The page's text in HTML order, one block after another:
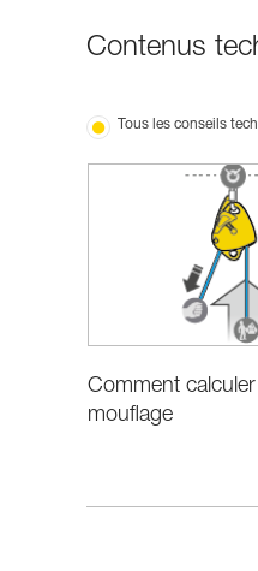
Contenus
Tous les conseils
Comment
mouflage